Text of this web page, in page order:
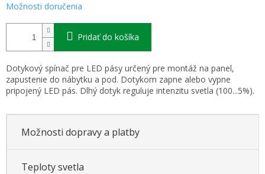
Možnosti doručenia
Pridať do košíka
Dotykový spínač pre LED pásy určený pre montáž na panel,
zapustenie do nábytku a pod. Dotykom zapne alebo vypne
pripojený LED pás. Dlhý dotyk reguluje intenzitu svetla (100...5%).
Možnosti dopravy a platby
Teploty svetla